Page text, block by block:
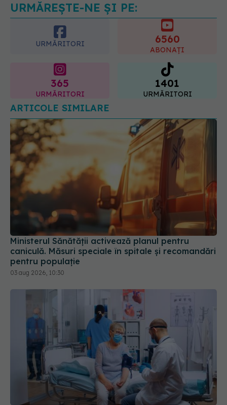
URMĂREȘTE-NE ȘI PE:
URMĂRITORI 6560
ABONAȚI
365
URMĂRITORI
1401
URMĂRITORI
ARTICOLE SIMILARE
Ministerul Sănătății activează planul pentru
caniculă. Măsuri speciale în spitale și recomandări
pentru populație
03 aug 2026, 10:30